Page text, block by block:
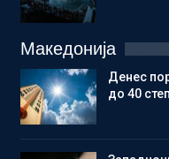
Македонија
Денес
до 40